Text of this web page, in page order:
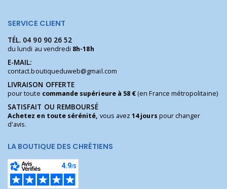
SERVICE CLIENT
TÉL. 04 90 90 26 52
du lundi au vendredi 8h-18h
E-MAIL:
contact.boutiqueduweb@gmail.com
LIVRAISON OFFERTE
pour toute commande supérieure à 58 €(en France métropolitaine)
SATISFAIT OU REMBOURSÉ
Achetez en toute sérénité, vous avez14 jours pour changer
d'avis.
LA BOUTIQUE DES CHRÉTIENS